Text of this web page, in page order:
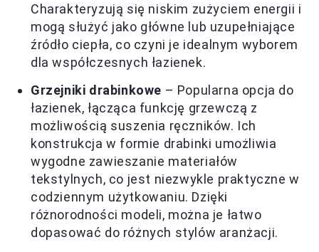
Charakteryzują się niskim zużyciem energii i
mogą służyć jako główne lub uzupełniające
źródło ciepła, co czyni je idealnym wyborem
dla współczesnych łazienek.
Grzejniki drabinkowe – Popularna opcja do
łazienek, łącząca funkcję grzewczą z
możliwością suszenia ręczników. Ich
konstrukcja w formie drabinki umożliwia
wygodne zawieszanie materiałów
tekstylnych, co jest niezwykle praktyczne w
codziennym użytkowaniu. Dzięki
różnorodności modeli, można je łatwo
dopasować do różnych stylów aranżacji.